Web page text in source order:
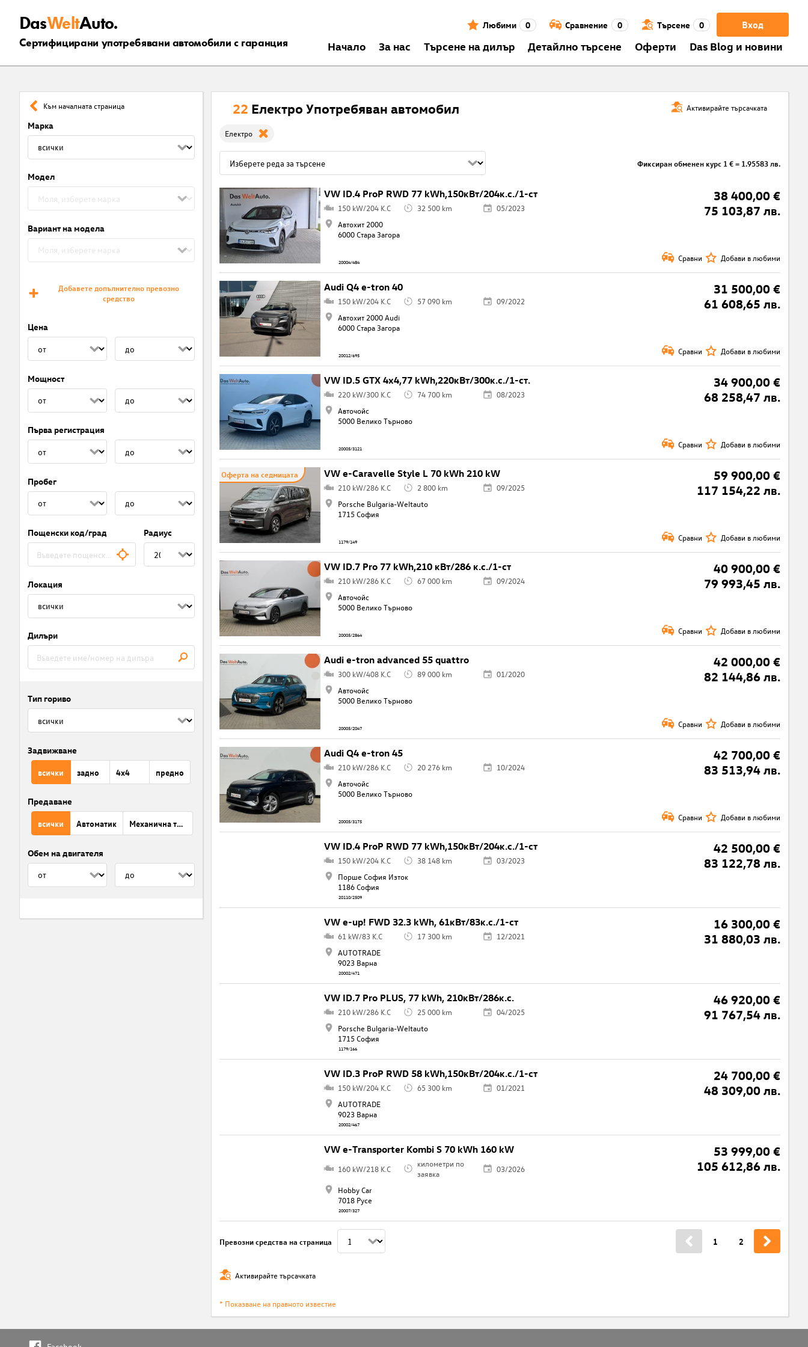
DasWeltAuto.
Сертифицирани употребявани автомобили с гаранция
Вход
Любими 0 Сравнение 0 Търсене 0
Началo За нас Търсене на дилър Детайлно търсене Оферти Das Blog и новини
Към началната страница
Марка
Модел
Вариант на модела
Добавете допълнително превозно
средство
Цена
Мощност
Първа регистрация
Пробег
Пощенски код/град Радиус
Локация
Дилъри
Тип гориво
Задвижване
всички задно 4x4 предно
Предаване
всички Автоматик Механична трансмисия
Обем на двигателя
Активирайте търсачката
22 Електро Употребяван автомобил
Електро
Фиксиран обменен курс 1 € = 1.95583 лв.
VW ID.4 ProP RWD 77 kWh,150кВт/204к.с./1-ст
38 400,00 €
75 103,87 лв.
150 kW/204 K.C 32 500 km
05/2023
Автохит 2000
6000 Стара Загора
20004/484 Сравни Добави в любими
Audi Q4 e-tron 40
31 500,00 €
61 608,65 лв.
150 kW/204 K.C 57 090 km
09/2022
Автохит 2000 Audi
6000 Стара Загора
20012/695 Сравни Добави в любими
VW ID.5 GTX 4x4,77 kWh,220кВт/300к.с./1-ст.
34 900,00 €
68 258,47 лв.
220 kW/300 K.C 74 700 km
08/2023
Авточойс
5000 Велико Търново
20005/3121 Сравни Добави в любими
Оферта на седмицата VW e-Caravelle Style L 70 kWh 210 kW
59 900,00 €
117 154,22 лв.
210 kW/286 K.C 2 800 km
09/2025
Porsche Bulgaria-Weltauto
1715 София
1179/149 Сравни Добави в любими
VW ID.7 Pro 77 kWh,210 кВт/286 к.с./1-ст
40 900,00 €
79 993,45 лв.
210 kW/286 K.C 67 000 km
09/2024
Авточойс
5000 Велико Търново
20005/2864 Сравни Добави в любими
Audi e-tron advanced 55 quattro
42 000,00 €
82 144,86 лв.
300 kW/408 K.C 89 000 km
01/2020
Авточойс
5000 Велико Търново
20005/2047 Сравни Добави в любими
Audi Q4 e-tron 45
42 700,00 €
83 513,94 лв.
210 kW/286 K.C 20 276 km
10/2024
Авточойс
5000 Велико Търново
20005/3175 Сравни Добави в любими
VW ID.4 ProP RWD 77 kWh,150кВт/204к.с./1-ст
42 500,00 €
83 122,78 лв.
150 kW/204 K.C 38 148 km
03/2023
Порше София Изток
1186 София
20110/2509
VW e-up! FWD 32.3 kWh, 61кВт/83к.с./1-ст
16 300,00 €
31 880,03 лв.
61 kW/83 K.C 17 300 km
12/2021
AUTOTRADE
9023 Варна
20002/471
VW ID.7 Pro PLUS, 77 kWh, 210кВт/286к.с.
46 920,00 €
91 767,54 лв.
210 kW/286 K.C 25 000 km
04/2025
Porsche Bulgaria-Weltauto
1715 София
1179/166
VW ID.3 ProP RWD 58 kWh,150кВт/204к.с./1-ст
24 700,00 €
48 309,00 лв.
150 kW/204 K.C 65 300 km
01/2021
AUTOTRADE
9023 Варна
20002/467
VW e-Transporter Kombi S 70 kWh 160 kW
53 999,00 €
105 612,86 лв.
160 kW/218 K.C
километри по
заявка
03/2026
Hobby Car
7018 Русе
20007/327
Превозни средства на страница 1 2
Активирайте търсачката
* Показване на правното известие